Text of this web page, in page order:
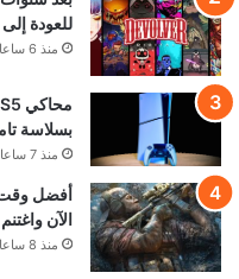
للعودة
منذ 6 ساعات
بسلاسة
منذ 7 ساعات
الآن
منذ 8 ساعات